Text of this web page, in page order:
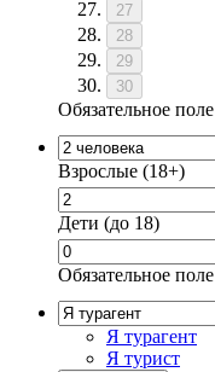
27
28
29
30
Обязательное поле
Взрослые (18+)
Дети (до 18)
Обязательное поле
Я турагент
Я турист